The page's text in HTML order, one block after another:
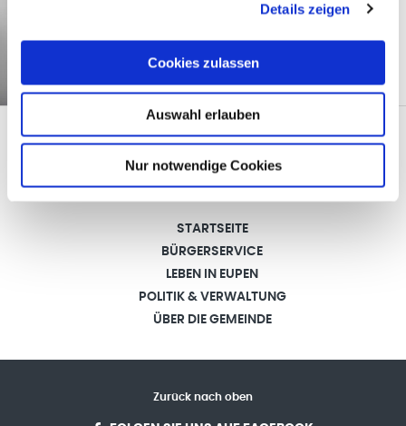
Details zeigen
Cookies zulassen
Auswahl erlauben
Nur notwendige Cookies
STARTSEITE
BÜRGERSERVICE
LEBEN IN EUPEN
POLITIK & VERWALTUNG
ÜBER DIE GEMEINDE
Zurück nach oben